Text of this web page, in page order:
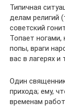
Типичная
делам религий
советский
Топает
попы, враги
вас в лагерях
Один
прихода; ему,
временам